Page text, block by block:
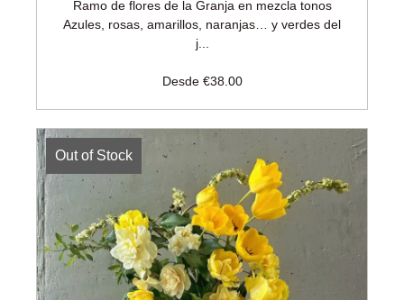
Ramo de flores de la Granja en mezcla tonos
Azules, rosas, amarillos, naranjas… y verdes del
j...
Desde €38.00
Out of Stock